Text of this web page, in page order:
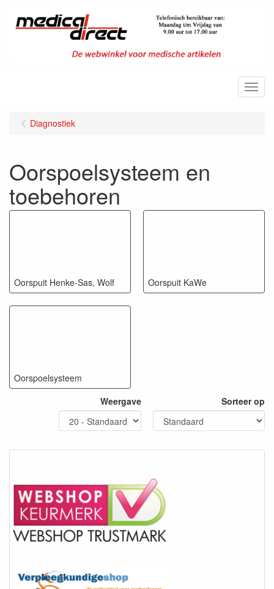
Menu
Diagnostiek
Oorspoelsysteem en
toebehoren
Oorspuit Henke-Sas, Wolf Oorspuit KaWe
Oorspoelsysteem
Weergave
Sorteer op